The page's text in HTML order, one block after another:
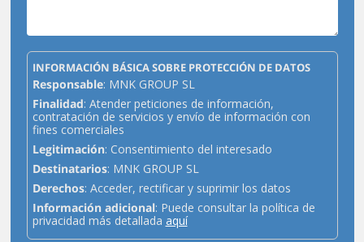
INFORMACIÓN BÁSICA SOBRE PROTECCIÓN DE DATOS
Responsable: MNK GROUP SL
Finalidad: Atender peticiones de información,
contratación de servicios y envío de información con
fines comerciales
Legitimación: Consentimiento del interesado
Destinatarios: MNK GROUP SL
Derechos: Acceder, rectificar y suprimir los datos
Información adicional: Puede consultar la política de
privacidad más detallada aquí